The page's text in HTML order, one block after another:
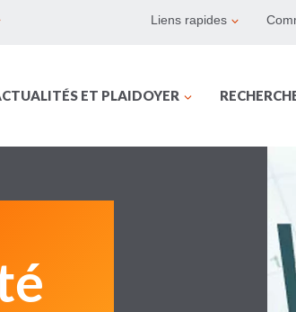
Liens rapides
ET PLAIDOYER